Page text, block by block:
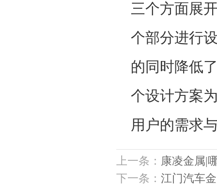
三个方面展
个部分进行
的同时降低
个设计方案
用户的需求
上一条： 康凌金属|
下一条： 江门汽车